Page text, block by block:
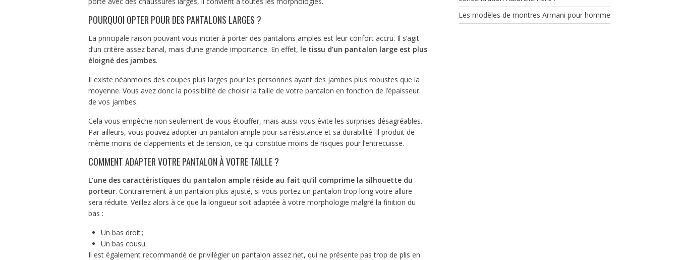
POURQUOI OPTER POUR DES PANTALONS LARGES ?
La principale raison pouvant vous inciter à porter des pantalons amples est leur confort accru. Il s’agit
d’un critère assez banal, mais d’une grande importance. En effet, le tissu d’un pantalon large est plus
éloigné des jambes.
Il existe néanmoins des coupes plus larges pour les personnes ayant des jambes plus robustes que la
moyenne. Vous avez donc la possibilité de choisir la taille de votre pantalon en fonction de l’épaisseur
de vos jambes.
Cela vous empêche non seulement de vous étouffer, mais aussi vous évite les surprises désagréables.
Par ailleurs, vous pouvez adopter un pantalon ample pour sa résistance et sa durabilité. Il produit de
même moins de clappements et de tension, ce qui constitue moins de risques pour l’entrecuisse.
COMMENT ADAPTER VOTRE PANTALON À VOTRE TAILLE ?
L’une des caractéristiques du pantalon ample réside au fait qu’il comprime la silhouette du
porteur. Contrairement à un pantalon plus ajusté, si vous portez un pantalon trop long votre allure
sera réduite. Veillez alors à ce que la longueur soit adaptée à votre morphologie malgré la finition du
bas :
Un bas droit ;
Un bas cousu.
Il est également recommandé de privilégier un pantalon assez net, qui ne présente pas trop de plis en
Les modèles de montres Armani pour homme